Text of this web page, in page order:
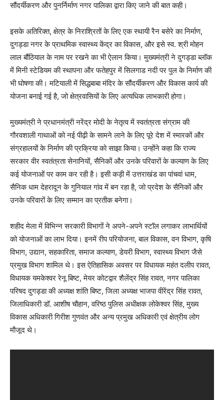
सौंदर्यीकरण और पुनर्निर्माण नगर पालिका द्वारा किए जाने की बात कही।
इसके अतिरिक्त, क्षेत्र के निराश्रितों के लिए एक स्थायी रैन बसेरे का निर्माण,
दुगड्डा नगर के प्राथमिक स्वास्थ्य केंद्र का विकास, और इसे स्व. श्री मोहन
लाल बौंठियाल के नाम पर रखने का भी ऐलान किया। मुख्यमंत्री ने दुगड्डा ब्लॉक
में मिनी स्टेडियम की स्थापना और फतेहपुर में सिलगाड नदी पर पुल के निर्माण की
भी घोषणा की। मटियाली में सिद्धबाबा मंदिर के सौंदर्यीकरण और विकास कार्य की
योजना बनाई गई है, जो क्षेत्रवासियों के लिए अत्यधिक लाभकारी होगा।
मुख्यमंत्री ने प्रधानमंत्री नरेंद्र मोदी के नेतृत्व में स्वतंत्रता संग्राम की
गौरवशाली गाथाओं को नई पीढ़ी के सामने लाने के लिए पूरे देश में स्मारकों और
संग्रहालयों के निर्माण की प्रक्रिया को साझा किया। उन्होंने कहा कि राज्य
सरकार वीर स्वतंत्रता सेनानियों, सैनिकों और उनके परिवारों के कल्याण के लिए
कई योजनाओं पर काम कर रही है। इसी कड़ी में उत्तराखंड का पांचवां धाम,
सैनिक धाम देहरादून के गुनियाल गांव में बन रहा है, जो प्रदेश के सैनिकों और
उनके परिवारों के लिए सम्मान का प्रतीक बनेगा।
शहीद मेला में विभिन्न सरकारी विभागों ने अपने-अपने स्टॉल लगाकर लाभार्थियों
को योजनाओं का लाभ दिया। इनमें रीप परियोजना, बाल विकास, वन विभाग, कृषि
विभाग, उद्यान, सहकारिता, समाज कल्याण, डेयरी विभाग, स्वास्थ्य विभाग जैसे
प्रमुख विभाग शामिल थे। इस ऐतिहासिक अवसर पर विधायक महंत दलीप रावत,
विधायक यमकेश्वर रेनू बिष्ट, मेयर कोटद्वार शैलेंद्र सिंह रावत, नगर पालिका
परिषद दुगड्डा की अध्यक्ष शांति बिष्ट, जिला अध्यक्ष भाजपा वीरेंद्र सिंह रावत,
जिलाधिकारी डॉ. आशीष चौहान, वरिष्ठ पुलिस अधीक्षक लोकेश्वर सिंह, मुख्य
विकास अधिकारी गिरीश गुणवंत और अन्य प्रमुख अधिकारी एवं क्षेत्रीय लोग
मौजूद थे।